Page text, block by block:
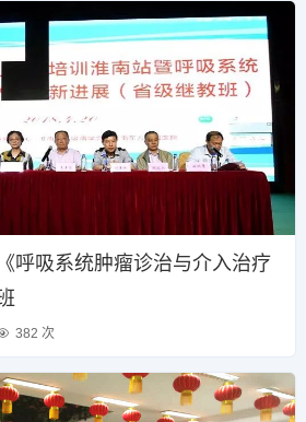
呼吸系统肿瘤诊治与介入治疗
382 次